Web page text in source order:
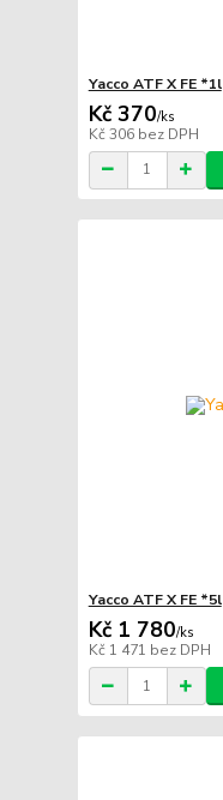
Yacco ATF X FE *1l
Kč 370/ks
Kč 306 bez DPH
Yacco ATF X FE *5l
Kč 1 780/ks
Kč 1 471 bez DPH